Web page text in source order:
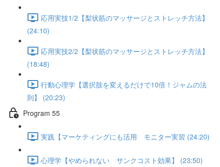
応用実技1/2【梨状筋のマッサージとストレッチ方法】
(24:10)
応用実技2/2【梨状筋のマッサージとストレッチ方法】
(18:48)
行動心理学【選択肢を変えるだけで10倍！ジャムの法
則】 (20:23)
Program 55
実践【マーケティングにも活用 モニター実習 (24:20)
心理学【やめられない サンクコスト効果】 (23:50)